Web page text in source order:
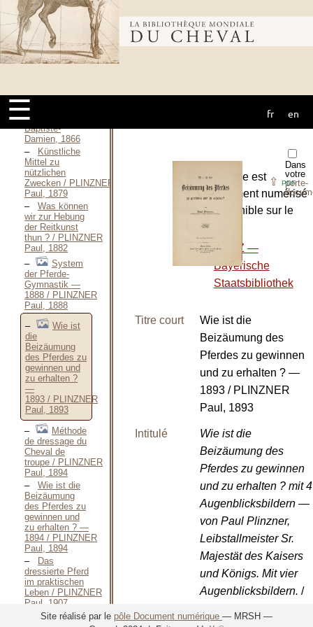
Bibliothèque
mondiale du
cheval
☰ fr en
Horsemanship
simplified
progressively for
Amateurs / PETERS
J.-G., 1835
Sur le
des
Chevaux / PETETIN
Anselme-Jean-
Baptiste-
Damien, 1866
Künstliche
Mittel zu
nützlichen
Zwecken / PLINZNER
Paul, 1879
Was können
wir zur Hebung
der Reitkunst
thun ? / PLINZNER
Paul, 1882
System
der Pferde-
Gymnastik —
1888 / PLINZNER
Paul, 1888
Wie ist
die
Beizäumung
des Pferdes zu
gewinnen und
zu erhalten ?
—
1893 / PLINZNER
Paul, 1893
Méthode
de dressage du
Cheval de
troupe / PLINZNER
Paul, 1894
Wie ist die
Beizäumung
des Pferdes zu
gewinnen und
zu erhalten ? —
1894 / PLINZNER
Paul, 1894
Das
dressierte Pferd
im praktischen
Leben / PLINZNER
Paul, 1907
Méthode
Dans
votre
porte-
⇪ PDF
L’ouvrage est
entièrement numérisé
et disponible sur le
site :
-MDZ —
Bayerische
Staatsbibliothek
Titre court
Wie ist die
Beizäumung des
Pferdes zu gewinnen
und zu erhalten ? —
1893 / PLINZNER
Paul, 1893
Intitulé
Wie ist die
Beizäumung des
Pferdes zu gewinnen
und zu erhalten ? mit 4
Augenblicksbildern —
von Paul Plinzner,
Leibstallmeister Sr.
Majestät des Kaisers
und Königs. Mit vier
Augenblicksbildern. /
Site réalisé par le pôle Document numérique — MRSH —